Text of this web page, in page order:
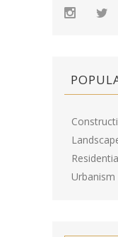
Urbanism